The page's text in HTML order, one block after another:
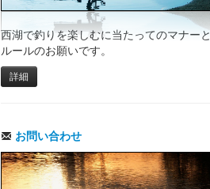
西湖で釣りを楽しむに当たってのマナーと
ルールのお願いです。
詳細
お問い合わせ